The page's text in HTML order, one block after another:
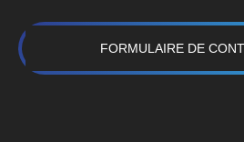
FORMULAIRE DE